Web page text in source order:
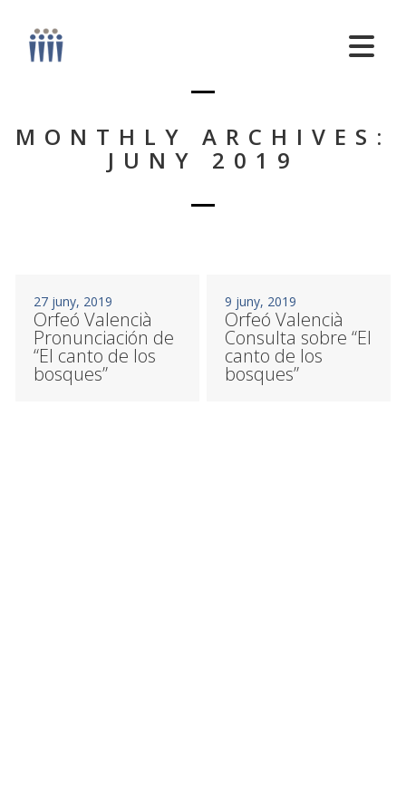
MONTHLY ARCHIVES:
JUNY 2019
27 juny, 2019
Orfeó Valencià
Pronunciación de
“El canto de los
bosques”
9 juny, 2019
Orfeó Valencià
Consulta sobre “El
canto de los
bosques”